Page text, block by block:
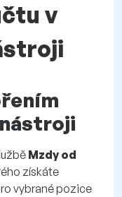
v
Mzdy od
získáte
vybrané pozice